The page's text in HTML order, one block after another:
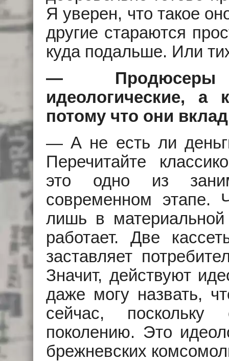
Я уверен, что такое
другие стараются
куда подальше. Или
— Продюсеры
идеологические, а
потому что они
— А не есть ли
Перечитайте
это одно из
современном этапе.
лишь в
работает. Две
заставляет
Значит, действуют
даже могу назвать,
сейчас,
поколению. Это
брежневских